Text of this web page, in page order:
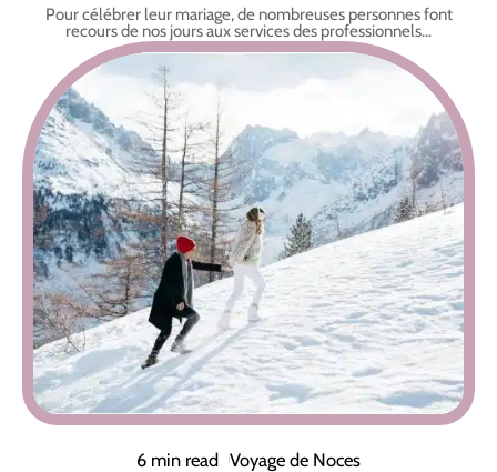
Pour célébrer leur mariage, de nombreuses personnes font
recours de nos jours aux services des professionnels…
6 min read Voyage de Noces